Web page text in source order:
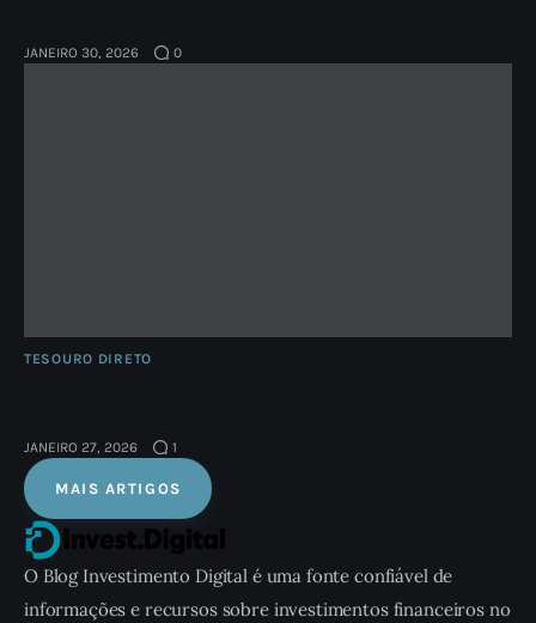
JANEIRO 30, 2026 0
TESOURO DIRETO
JANEIRO 27, 2026 1
MAIS ARTIGOS
O Blog Investimento Digital é uma fonte confiável de
informações e recursos sobre investimentos financeiros no